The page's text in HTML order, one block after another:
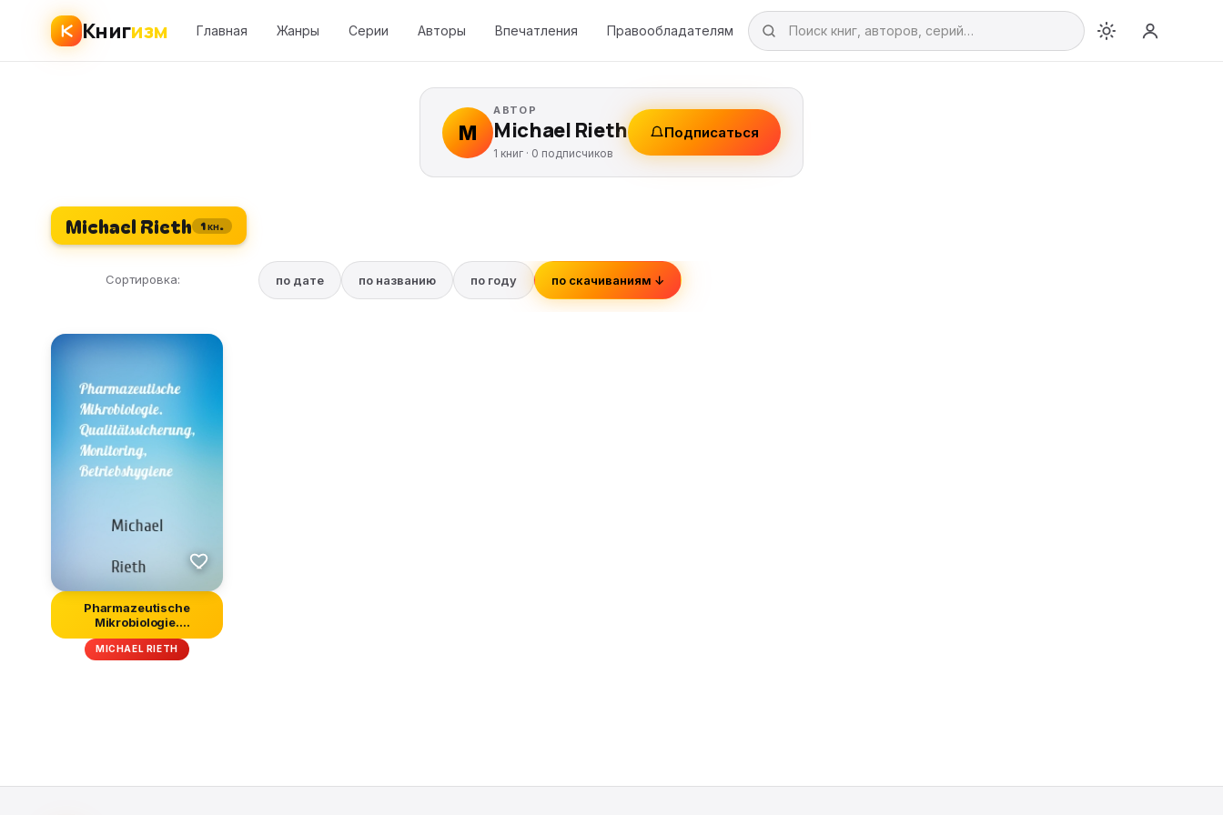
Книгизм Главная Жанры Серии Авторы Впечатления Правообладателям
M
АВТОР
Michael Rieth
1 книг · 0 подписчиков
Подписаться
Michael Rieth 1 кн.
Сортировка: по дате по названию по году по скачиваниям ↓
Pharmazeutische
Mikrobiologie.
Qualitätssicherung,...
MICHAEL RIETH